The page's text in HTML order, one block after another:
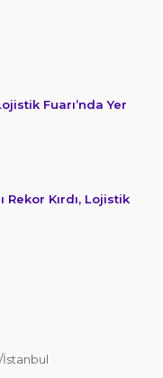
Fuarı’nda Yer
Rekor Kırdı, Lojistik
İstanbul